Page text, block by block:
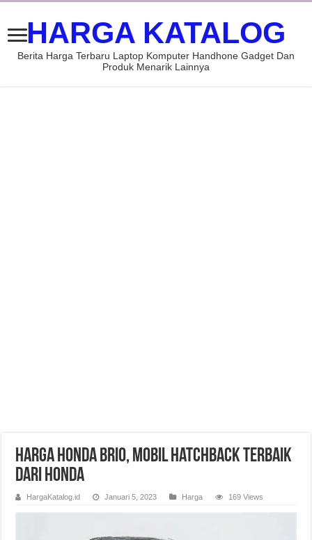
HARGA KATALOG
Berita Harga Terbaru Laptop Komputer Handhone Gadget Dan
Produk Menarik Lainnya
Harga Honda Brio, Mobil Hatchback Terbaik
dari Honda
HargaKatalog.id Januari 5, 2023 Harga 169 Views